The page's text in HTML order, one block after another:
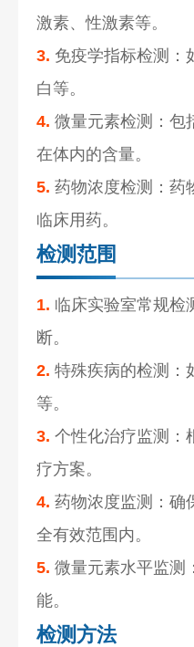
激素、性激素等。
3. 免疫学指标检测：
白等。
4. 微量元素检测：包
在体内的含量。
5. 药物浓度检测：药
临床用药。
检测范围
1. 临床实验室常规检
断。
2. 特殊疾病的检测：
等。
3. 个性化治疗监测：
疗方案。
4. 药物浓度监测：确
全有效范围内。
5. 微量元素水平监测
能。
检测方法